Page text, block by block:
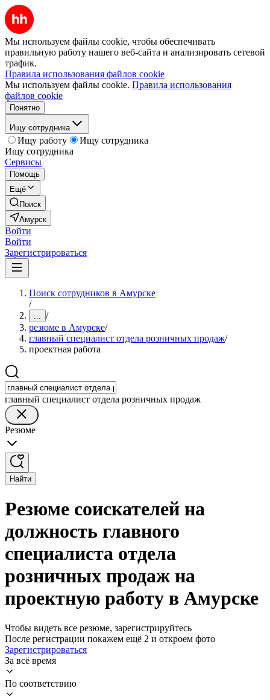
Мы используем файлы cookie, чтобы обеспечивать
правильную работу нашего веб-сайта и анализировать сетевой
трафик.
Правила использования файлов cookie
Мы используем файлы cookie. Правила использования
файлов cookie
Понятно
Ищу сотрудника
Ищу работу
Ищу сотрудника
Ищу сотрудника
Сервисы
Помощь
Ещё
Поиск
Амурск
Войти
Войти
Зарегистрироваться
Поиск сотрудников в Амурске
/
... /
резюме в Амурске/
главный специалист отдела розничных продаж/
проектная работа
главный специалист отдела розничных продаж
Резюме
Найти
Резюме соискателей на
должность главного
специалиста отдела
розничных продаж на
проектную работу в Амурске
Чтобы видеть все резюме, зарегистрируйтесь
После регистрации покажем ещё 2 и откроем фото
Зарегистрироваться
За всё время
По соответствию